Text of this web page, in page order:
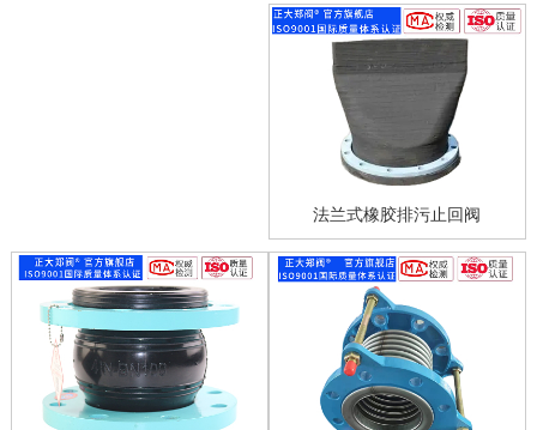
法兰式橡胶排污止回阀